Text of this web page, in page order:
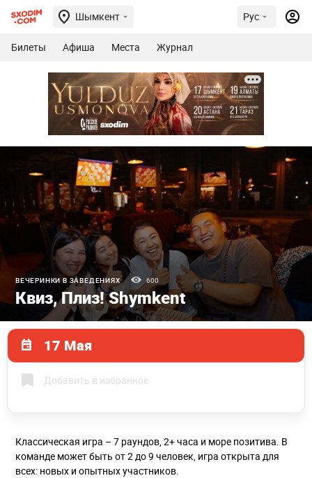
Шымкент Рус
Билеты Афиша Места Журнал
ВЕЧЕРИНКИ В ЗАВЕДЕНИЯХ 600
Квиз, Плиз! Shymkent
17 Мая
Добавить в избранное
Классическая игра – 7 раундов, 2+ часа и море позитива. В
команде может быть от 2 до 9 человек, игра открыта для
всех: новых и опытных участников.